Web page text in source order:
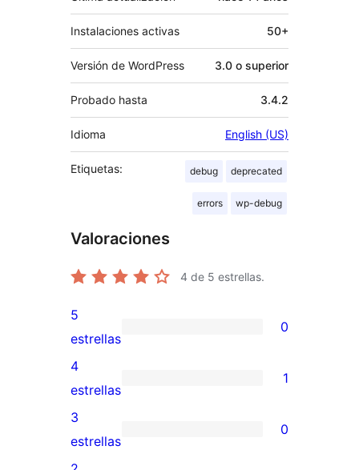
Instalaciones activas 50+
Versión de WordPress 3.0 o superior
Probado hasta 3.4.2
Idioma English (US)
Etiquetas: debug deprecated
errors wp-debug
Valoraciones
4 de 5 estrellas.
0
valoraciones
de
5
estrellas
5
estrellas
0
1
valoración
de
4
4
estrellas
1
0
valoraciones
3
estrellas
0